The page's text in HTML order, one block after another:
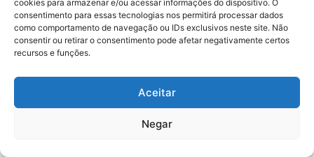
cookies para armazenar e/ou acessar informações do dispositivo. O
consentimento para essas tecnologias nos permitirá processar dados
como comportamento de navegação ou IDs exclusivos neste site. Não
consentir ou retirar o consentimento pode afetar negativamente certos
recursos e funções.
Aceitar
Negar
Acidente: A caminho do trabalho
professora se envolve em